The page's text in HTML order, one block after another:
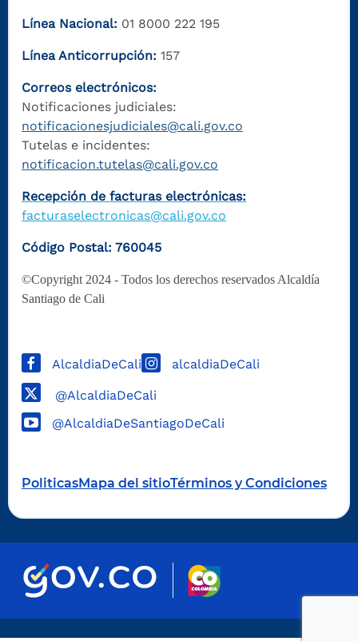
Línea Nacional: 01 8000 222 195
Línea Anticorrupción: 157
Correos electrónicos:
Notificaciones judiciales:
notificacionesjudiciales@cali.gov.co
Tutelas e incidentes:
notificacion.tutelas@cali.gov.co
Recepción de facturas electrónicas:
facturaselectronicas@cali.gov.co
Código Postal: 760045
©Copyright 2024 - Todos los derechos reservados Alcaldía
Santiago de Cali
AlcaldiaDeCali alcaldiaDeCali
@AlcaldiaDeCali
@AlcaldiaDeSantiagoDeCali
PoliticasMapa del sitioTérminos y Condiciones